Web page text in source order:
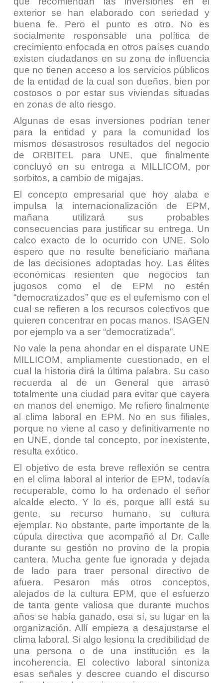
exterior se han elaborado con seriedad y
buena fe. Pero el punto es otro. No es
socialmente responsable una política de
crecimiento enfocada en otros países cuando
existen ciudadanos en su zona de influencia
que no tienen acceso a los servicios públicos
de la entidad de la cual son dueños, bien por
costosos o por estar sus viviendas situadas
en zonas de alto riesgo.
Algunas de esas inversiones podrían tener
para la entidad y para la comunidad los
mismos desastrosos resultados del negocio
de ORBITEL para UNE, que finalmente
concluyó en su entrega a MILLICOM, por
sorbitos, a cambio de migajas.
El concepto empresarial que hoy alaba e
impulsa la internacionalización de EPM,
mañana utilizará sus probables
consecuencias para justificar su entrega. Un
calco exacto de lo ocurrido con UNE. Solo
espero que no resulte beneficiario mañana
de las decisiones adoptadas hoy. Las élites
económicas resienten que negocios tan
jugosos como el de EPM no estén
“democratizados” que es el eufemismo con el
cual se refieren a los recursos colectivos que
quieren concentrar en pocas manos. ISAGEN
por ejemplo va a ser “democratizada”.
No vale la pena ahondar en el disparate UNE
MILLICOM, ampliamente cuestionado, en el
cual la historia dirá la última palabra. Su caso
recuerda al de un General que arrasó
totalmente una ciudad para evitar que cayera
en manos del enemigo. Me refiero finalmente
al clima laboral en EPM. No en sus filiales,
porque no viene al caso y definitivamente no
en UNE, donde tal concepto, por inexistente,
resulta exótico.
El objetivo de esta breve reflexión se centra
en el clima laboral al interior de EPM, todavía
recuperable, como lo ha ordenado el señor
alcalde electo. Y lo es, porque allí está su
gente, su recurso humano, su cultura
ejemplar. No obstante, parte importante de la
cúpula directiva que acompañó al Dr. Calle
durante su gestión no provino de la propia
cantera. Mucha gente fue ignorada y dejada
de lado para traer personal directivo de
afuera. Pesaron más otros conceptos,
alejados de la cultura EPM, que el esfuerzo
de tanta gente valiosa que durante muchos
años se había ganado, esa sí, su lugar en la
organización. Allí empieza a desajustarse el
clima laboral. Si algo lesiona la credibilidad de
una persona o de una institución es la
incoherencia. El colectivo laboral sintoniza
esas señales y descree cuando el discurso